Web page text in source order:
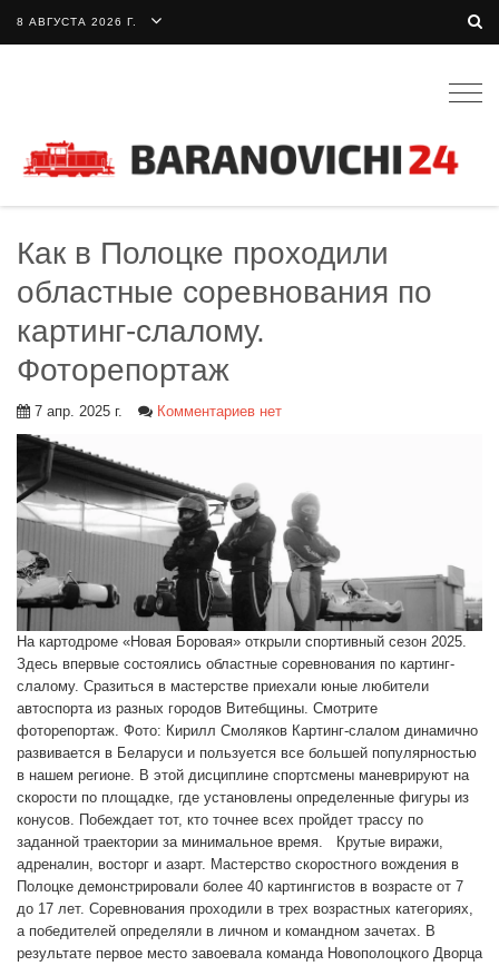
8 АВГУСТА 2026 Г.
Как в Полоцке проходили
областные соревнования по
картинг-слалому.
Фоторепортаж
7 апр. 2025 г. Комментариев нет
На картодроме «Новая Боровая» открыли спортивный сезон 2025.
Здесь впервые состоялись областные соревнования по картинг-
слалому. Сразиться в мастерстве приехали юные любители
автоспорта из разных городов Витебщины. Смотрите
фоторепортаж. Фото: Кирилл Смоляков Картинг-слалом динамично
развивается в Беларуси и пользуется все большей популярностью
в нашем регионе. В этой дисциплине спортсмены маневрируют на
скорости по площадке, где установлены определенные фигуры из
конусов. Побеждает тот, кто точнее всех пройдет трассу по
заданной траектории за минимальное время. Крутые виражи,
адреналин, восторг и азарт. Мастерство скоростного вождения в
Полоцке демонстрировали более 40 картингистов в возрасте от 7
до 17 лет. Соревнования проходили в трех возрастных категориях,
а победителей определяли в личном и командном зачетах. В
результате первое место завоевала команда Новополоцкого Дворца